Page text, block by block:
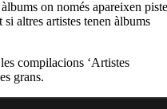
on només apareixen
altres artistes tenen àlbums
compilacions ‘Artistes
grans.